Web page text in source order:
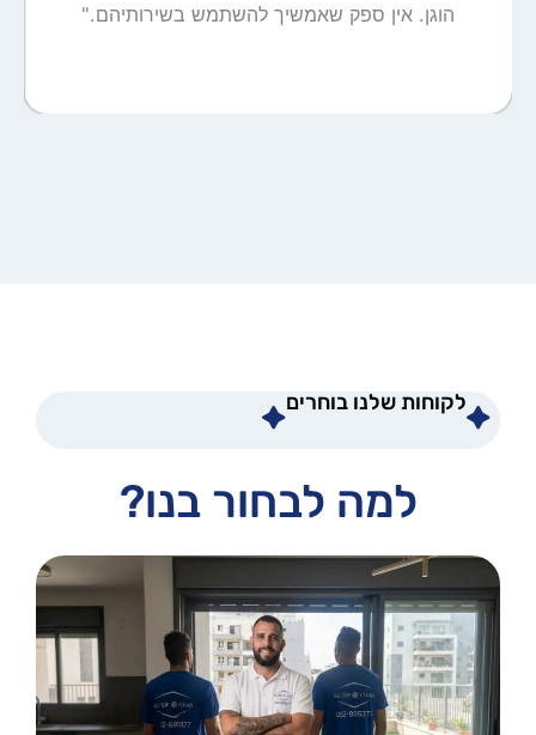
הוגן. אין ספק שאמשיך להשתמש בשירותיהם."
לקוחות שלנו בוחרים
למה לבחור בנו?